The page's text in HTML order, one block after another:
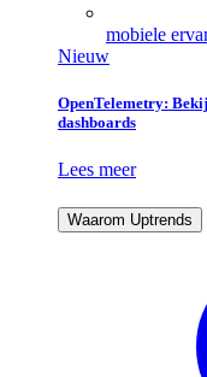
mobiele
Nieuw
OpenTelemetry:
dashboards
Lees meer
Waarom Uptrends